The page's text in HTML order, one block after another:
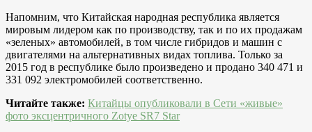
Напомним, что Китайская народная республика является
мировым лидером как по производству, так и по их продажам
«зеленых» автомобилей, в том числе гибридов и машин с
двигателями на альтернативных видах топлива. Только за
2015 год в республике было произведено и продано 340 471 и
331 092 электромобилей соответственно.
Читайте также: Китайцы опубликовали в Сети «живые»
фото эксцентричного Zotye SR7 Star